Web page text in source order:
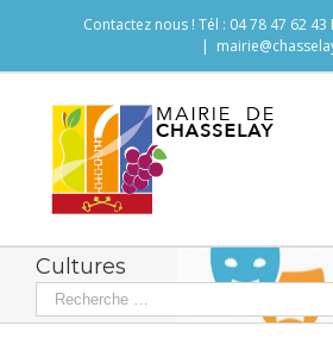
Contactez nous ! Tél : 04 78 47 62 43
|
Cultures